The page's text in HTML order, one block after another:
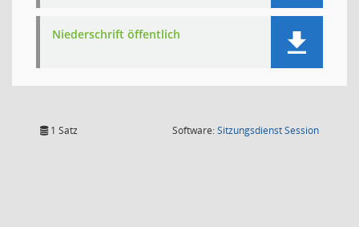
Niederschrift öffentlich
1 Satz Software:SitzungsdienstSession(Wird in